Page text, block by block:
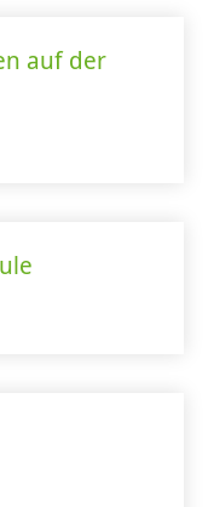
auf der